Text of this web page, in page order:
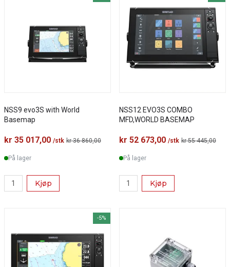
NSS9 evo3S with World
Basemap
kr 35 017,00 /stk kr 36 860,00
På lager
Kjøp
NSS12 EVO3S COMBO
MFD,WORLD BASEMAP
kr 52 673,00 /stk kr 55 445,00
På lager
Kjøp
-5%